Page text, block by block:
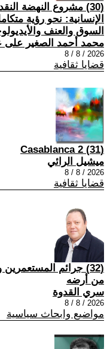
(30) مشروع النهضة
الإنسانية: نحو رؤية
السوق والعنف
محمد أحمد الصغير على
2026 / 8 / 8
قضايا ثقافية
(31) Casablanca 2
ميشيل الرائي
2026 / 8 / 8
قضايا ثقافية
(32) جرائم
من أرضه
سري القدوة
2026 / 8 / 8
مواضيع وابحاث سياسية